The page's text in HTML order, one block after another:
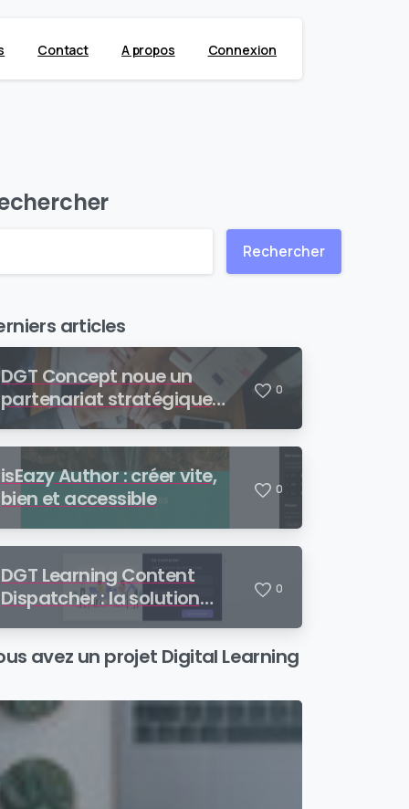
Contact A propos Connexion
Rechercher
articles
DGT Concept noue un
partenariat stratégique
pour une offre digital
learning de bout en bout
0
isEazy Author : créer vite,
bien et accessible
0
DGT Learning Content
Dispatcher : la solution
cloud pour diffuser et
piloter vos contenus SCORM
auprès de vos partenaires
0
avez un projet Digital Learning